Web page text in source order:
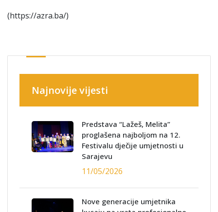
(https://azra.ba/)
Najnovije vijesti
Predstava “Lažeš, Melita”
proglašena najboljom na 12.
Festivalu dječije umjetnosti u
Sarajevu
11/05/2026
Nove generacije umjetnika